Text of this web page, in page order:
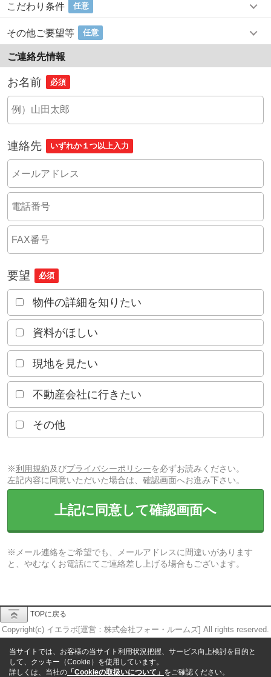
こだわり条件 任意
その他ご要望等 任意
ご連絡先情報
お名前 必須
連絡先 いずれか１つ以上入力
要望 必須
物件の詳細を知りたい
資料がほしい
現地を見たい
不動産会社に行きたい
その他
※利用規約及びプライバシーポリシーを必ずお読みください。
左記内容に同意いただいた場合は、確認画面へお進み下さい。
上記に同意して確認画面へ
※メール連絡をご希望でも、メールアドレスに間違いがあります
と、やむなくお電話にてご連絡差し上げる場合もございます。
TOPに戻る
Copyright(c) イエラボ[運営：株式会社フォー・ルームズ] All rights reserved.
当サイトでは、お客様の当サイト利用状況把握、サービス向上検討を目的と
して、クッキー（Cookie）を使用しています。
詳しくは、当社の 「Cookieの取扱いについて」 をご確認ください。